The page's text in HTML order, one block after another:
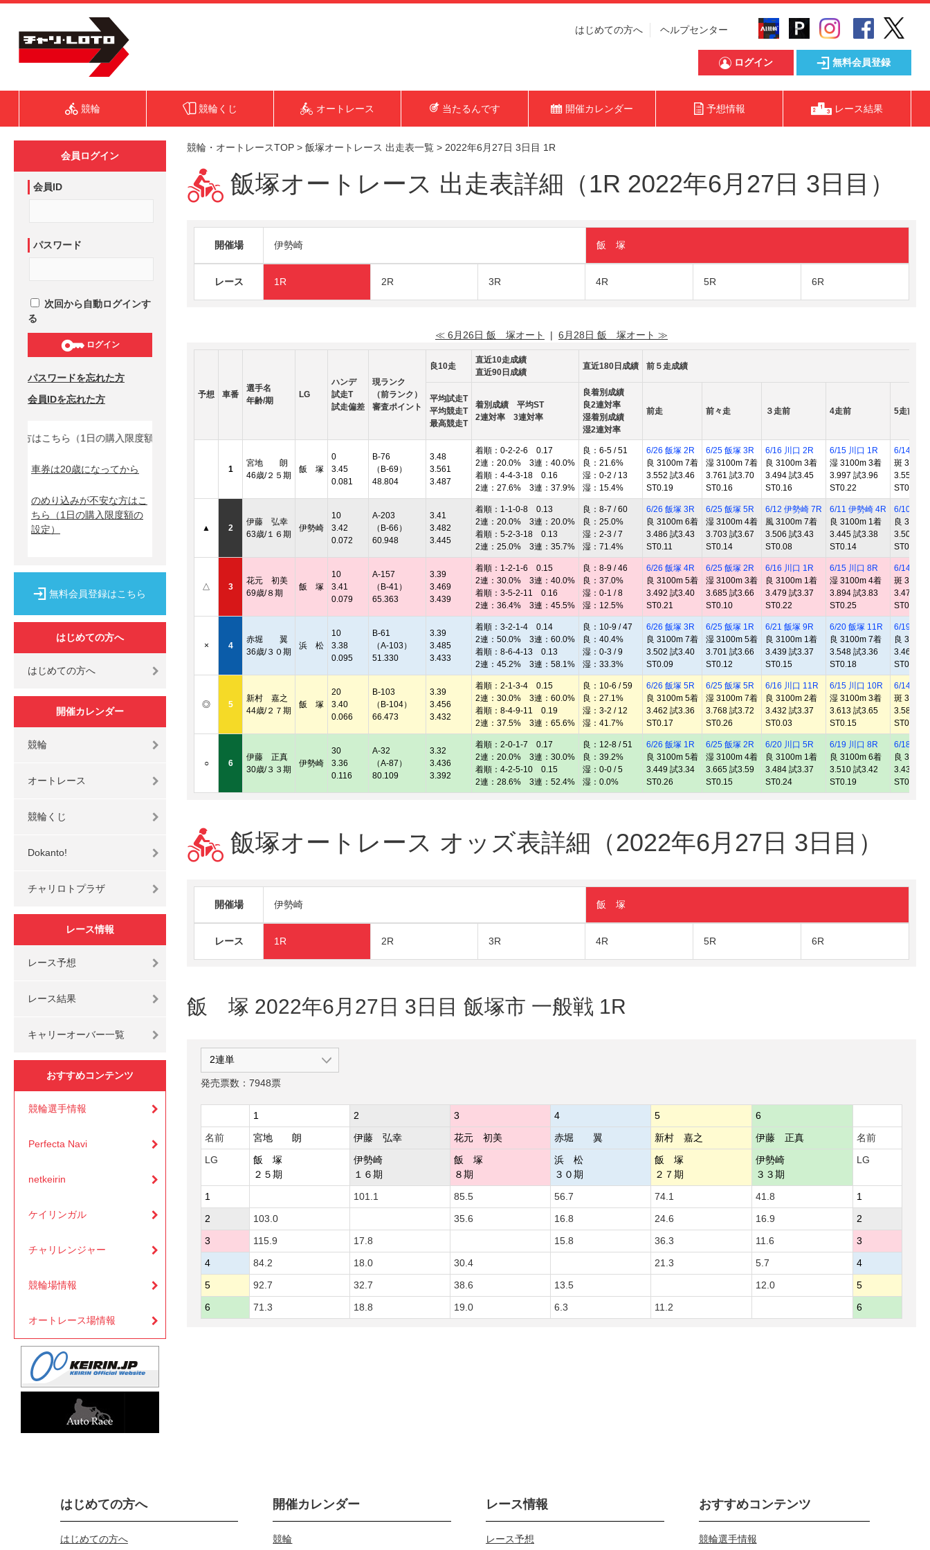
はじめての方へ ヘルプセンター
ログイン 無料会員登録
競輪 競輪くじ オートレース 当たるんです 開催カレンダー 予想情報 レース結果
会員ログイン
会員ID
パスワード
次回から自動ログインす
る
ログイン
パスワードを忘れた方
会員IDを忘れた方
こちら（1日の購入限度額の設定）↓
車券は20歳になってから
のめり込みが不安な方はこ
ちら
（1日の購入限度額の
設定）
無料会員登録はこちら
はじめての方へ
はじめての方へ
開催カレンダー
競輪
オートレース
競輪くじ
Dokanto!
チャリロトプラザ
レース情報
レース予想
レース結果
キャリーオーバー一覧
おすすめコンテンツ
競輪選手情報
Perfecta Navi
netkeirin
ケイリンガル
チャリレンジャー
競輪場情報
オートレース場情報
競輪・オートレースTOP > 飯塚オートレース 出走表一覧 > 2022年6月27日 3日目 1R
飯塚オートレース 出走表詳細（1R 2022年6月27日 3日目）
開催場 伊勢崎 飯 塚
レース 1R 2R 3R 4R 5R 6R
≪ 6月26日 飯 塚オート | 6月28日 飯 塚オート ≫
予想 車番
選手名
年齢/期
LG
ハンデ
試走T
試走偏差
現ランク
（前ランク）
審査ポイント
良10走
直近10走成績
直近90日成績
直近180日成績 前５走成績
平均試走T
平均競走T
最高競走T
着別成績 平均ST
2連対率 3連対率
良着別成績
良2連対率
湿着別成績
湿2連対率
前走 前々走 ３走前 4走前 5走前
1
宮地 朗
46歳/２５期
飯 塚
0
3.45
0.081
B-76
（B-69）
48.804
3.48
3.561
3.487
着順：0-2-2-6 0.17
2連：20.0% 3連：40.0%
着順：4-4-3-18 0.16
2連：27.6% 3連：37.9%
良：6-5 / 51
良：21.6%
湿：0-2 / 13
湿：15.4%
6/26 飯塚 2R
良 3100m 7着
3.552 試3.46
ST0.19
6/25 飯塚 3R
湿 3100m 7着
3.761 試3.70
ST0.16
6/16 川口 2R
良 3100m 3着
3.494 試3.45
ST0.16
6/15 川口 1R
湿 3100m 3着
3.997 試3.96
ST0.22
6/14 川
斑
3.551 試
ST0.12
▲ 2
伊藤 弘幸
63歳/１６期
伊勢崎
10
3.42
0.072
A-203
（B-66）
60.948
3.41
3.482
3.445
着順：1-1-0-8 0.13
2連：20.0% 3連：20.0%
着順：5-2-3-18 0.13
2連：25.0% 3連：35.7%
良：8-7 / 60
良：25.0%
湿：2-3 / 7
湿：71.4%
6/26 飯塚 3R
良 3100m 6着
3.486 試3.43
ST0.11
6/25 飯塚 5R
湿 3100m 4着
3.703 試3.67
ST0.14
6/12 伊勢崎 7R
風 3100m 7着
3.506 試3.43
ST0.08
6/11 伊勢崎 4R
良 3100m 1着
3.445 試3.38
ST0.14
6/10 伊
良
3.500 試
ST0.11
△ 3
花元 初美
69歳/８期
飯 塚
10
3.41
0.079
A-157
（B-41）
65.363
3.39
3.469
3.439
着順：1-2-1-6 0.15
2連：30.0% 3連：40.0%
着順：3-5-2-11 0.16
2連：36.4% 3連：45.5%
良：8-9 / 46
良：37.0%
湿：0-1 / 8
湿：12.5%
6/26 飯塚 4R
良 3100m 5着
3.492 試3.40
ST0.21
6/25 飯塚 2R
湿 3100m 3着
3.685 試3.66
ST0.10
6/16 川口 1R
良 3100m 1着
3.479 試3.37
ST0.22
6/15 川口 8R
湿 3100m 4着
3.894 試3.83
ST0.25
6/14 川
斑
3.476 試
ST0.08
× 4
赤堀 翼
36歳/３０期
浜 松
10
3.38
0.095
B-61
（A-103）
51.330
3.39
3.485
3.433
着順：3-2-1-4 0.14
2連：50.0% 3連：60.0%
着順：8-6-4-13 0.13
2連：45.2% 3連：58.1%
良：10-9 / 47
良：40.4%
湿：0-3 / 9
湿：33.3%
6/26 飯塚 3R
良 3100m 7着
3.502 試3.40
ST0.09
6/25 飯塚 1R
湿 3100m 5着
3.701 試3.66
ST0.12
6/21 飯塚 9R
良 3100m 1着
3.439 試3.37
ST0.15
6/20 飯塚 11R
良 3100m 7着
3.548 試3.36
ST0.18
6/19 飯
良
3.461 試
ST0.15
◎ 5
新村 嘉之
44歳/２７期
飯 塚
20
3.40
0.066
B-103
（B-104）
66.473
3.39
3.456
3.432
着順：2-1-3-4 0.15
2連：30.0% 3連：60.0%
着順：8-4-9-11 0.19
2連：37.5% 3連：65.6%
良：10-6 / 59
良：27.1%
湿：3-2 / 12
湿：41.7%
6/26 飯塚 5R
良 3100m 5着
3.462 試3.36
ST0.17
6/25 飯塚 5R
湿 3100m 7着
3.768 試3.72
ST0.26
6/16 川口 11R
良 3100m 2着
3.432 試3.37
ST0.03
6/15 川口 10R
湿 3100m 3着
3.613 試3.65
ST0.15
6/14 川
斑
3.580 試
ST0.16
○ 6
伊藤 正真
30歳/３３期
伊勢崎
30
3.36
0.116
A-32
（A-87）
80.109
3.32
3.436
3.392
着順：2-0-1-7 0.17
2連：20.0% 3連：30.0%
着順：4-2-5-10 0.15
2連：28.6% 3連：52.4%
良：12-8 / 51
良：39.2%
湿：0-0 / 5
湿：0.0%
6/26 飯塚 1R
良 3100m 5着
3.449 試3.34
ST0.26
6/25 飯塚 2R
湿 3100m 4着
3.665 試3.59
ST0.15
6/20 川口 5R
良 3100m 1着
3.484 試3.37
ST0.24
6/19 川口 8R
良 3100m 6着
3.510 試3.42
ST0.19
6/18 川
良
3.439 試
ST0.19
飯塚オートレース オッズ表詳細（2022年6月27日 3日目）
開催場 伊勢崎 飯 塚
レース 1R 2R 3R 4R 5R 6R
飯 塚 2022年6月27日 3日目 飯塚市 一般戦 1R
発売票数：7948票
1 2 3 4 5
6
名前
宮地 朗 伊藤 弘幸 花元 初美 赤堀 翼 新村 嘉之 伊藤 正真
名前
LG
飯 塚
２５期
伊勢崎
１６期
飯 塚
８期
浜 松
３０期
飯 塚
２７期
伊勢崎
３３期
LG
1 101.1 85.5 56.7 74.1 41.8
1
2
103.0 35.6 16.8 24.6 16.9
2
3
115.9 17.8 15.8 36.3 11.6
3
4
84.2 18.0 30.4 21.3 5.7
4
5
92.7 32.7 38.6 13.5 12.0
5
6
71.3 18.8 19.0 6.3 11.2 6
はじめての方へ
はじめての方へ
開催カレンダー
競輪
レース情報
レース予想
おすすめコンテンツ
競輪選手情報